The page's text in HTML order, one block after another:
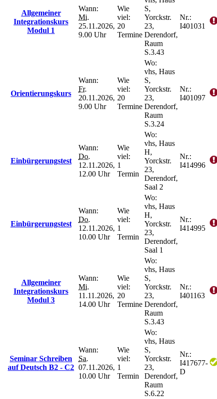
Allgemeiner
Integrationskurs
Modul 1
Wann:
Mi.
25.11.2026,
9.00 Uhr
Wie
viel:
20
Termine
S,
Yorckstr.
23,
Derendorf,
Raum
S.3.43
Nr.:
I401031
Orientierungskurs
Wann:
Fr.
20.11.2026,
9.00 Uhr
Wie
viel:
20
Termine
Wo:
vhs, Haus
S,
Yorckstr.
23,
Derendorf,
Raum
S.3.24
Nr.:
I401097
Einbürgerungstest
Wann:
Do.
12.11.2026,
12.00 Uhr
Wie
viel:
1
Termin
Wo:
vhs, Haus
H,
Yorckstr.
23,
Derendorf,
Saal 2
Nr.:
I414996
Einbürgerungstest
Wann:
Do.
12.11.2026,
10.00 Uhr
Wie
viel:
1
Termin
Wo:
vhs, Haus
H,
Yorckstr.
23,
Derendorf,
Saal 1
Nr.:
I414995
Allgemeiner
Integrationskurs
Modul 3
Wann:
Mi.
11.11.2026,
14.00 Uhr
Wie
viel:
20
Termine
Wo:
vhs, Haus
S,
Yorckstr.
23,
Derendorf,
Raum
S.3.43
Nr.:
I401163
Seminar Schreiben
auf Deutsch B2 - C2
Wann:
Sa.
07.11.2026,
10.00 Uhr
Wie
viel:
1
Termin
Wo:
vhs, Haus
S,
Yorckstr.
23,
Derendorf,
Raum
S.6.22
Nr.:
I417677-
D